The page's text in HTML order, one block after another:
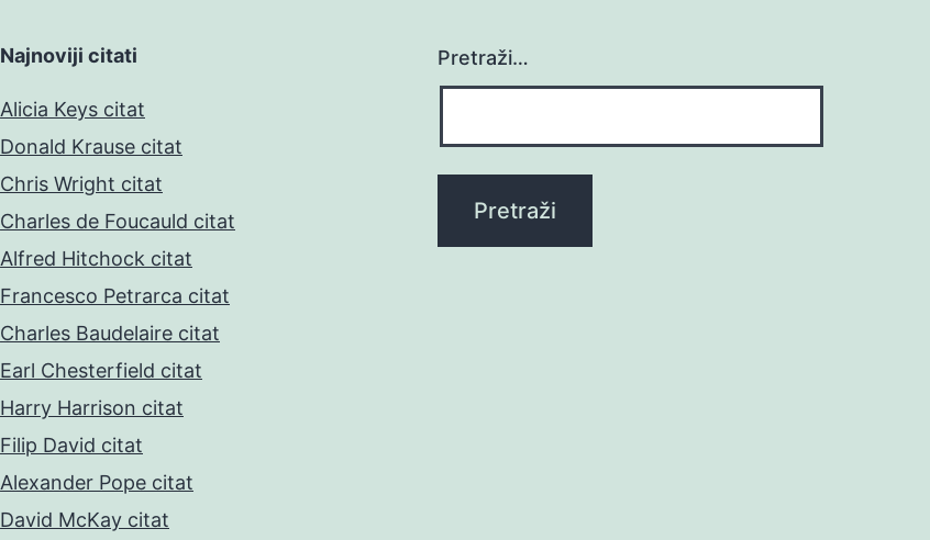
Najnoviji citati
Alicia Keys citat
Donald Krause citat
Chris Wright citat
Charles de Foucauld citat
Alfred Hitchock citat
Francesco Petrarca citat
Charles Baudelaire citat
Earl Chesterfield citat
Harry Harrison citat
Filip David citat
Alexander Pope citat
David McKay citat
Pretraži…